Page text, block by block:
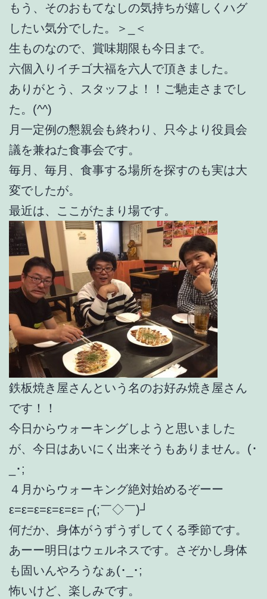
もう、そのおもてなしの気持ちが嬉しくハグ
したい気分でした。＞_＜
生ものなので、賞味期限も今日まで。
六個入りイチゴ大福を六人で頂きました。
ありがとう、スタッフよ！！ご馳走さまでし
た。(^^)
月一定例の懇親会も終わり、只今より役員会
議を兼ねた食事会です。
毎月、毎月、食事する場所を探すのも実は大
変でしたが。
最近は、ここがたまり場です。
鉄板焼き屋さんという名のお好み焼き屋さん
です！！
今日からウォーキングしようと思いました
が、今日はあいにく出来そうもありません。(･
_･;
４月からウォーキング絶対始めるぞーー
ε=ε=ε=ε=ε=ε=┌(;￣◇￣)┘
何だか、身体がうずうずしてくる季節です。
あーー明日はウェルネスです。さぞかし身体
も固いんやろうなぁ(･_･;
怖いけど、楽しみです。